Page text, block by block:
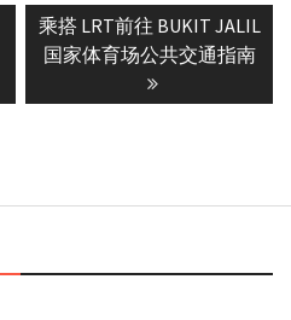
Next
post:
乘搭 LRT前往 BUKIT JALIL
国家体育场公共交通指南